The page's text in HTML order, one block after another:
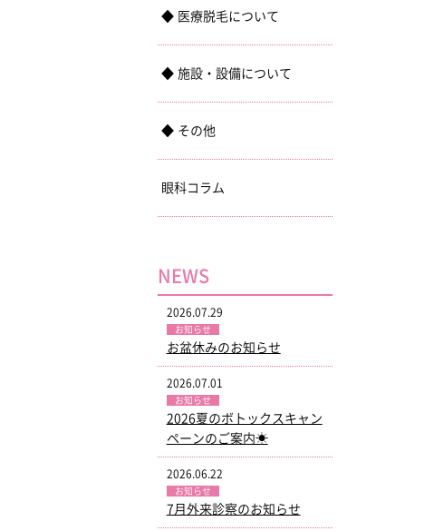
医療脱毛について
施設・設備について
その他
眼科コラム
NEWS
2026.07.29
お知らせ
お盆休みのお知らせ
2026.07.01
お知らせ
2026夏のボトックスキャン
ペーンのご案内☀
2026.06.22
お知らせ
7月外来診察のお知らせ